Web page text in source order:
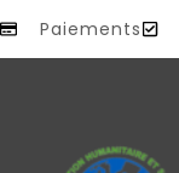
Paiements